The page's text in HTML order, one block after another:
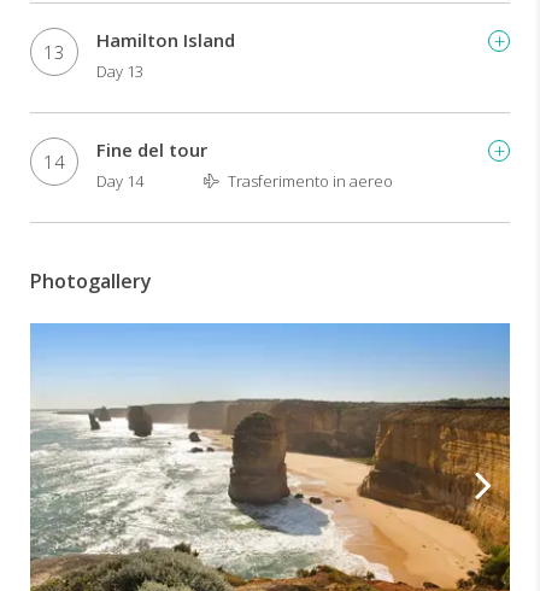
13 Hamilton Island
Day 13
14 Fine del tour
Day 14 Trasferimento in aereo
Photogallery